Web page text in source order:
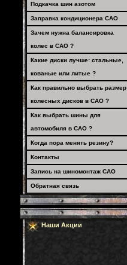
Подкачка шин азотом
Заправка кондиционера САО
Зачем нужна балансировка
колес в САО ?
Какие диски лучше: стальные,
кованые или литые ?
Как правильно выбрать размер
колесных дисков в САО ?
Как выбрать шины для
автомобиля в САО ?
Когда пора менять резину?
Контакты
Запись на шиномонтаж САО
Обратная связь
Наши Акции